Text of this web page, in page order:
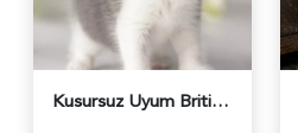
Kusursuz Uyum British Shorthair Bi Color Erkek - 6011